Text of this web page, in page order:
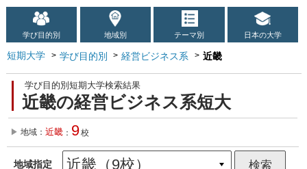
学び目的別 地域別 テーマ別 日本の大学
短期大学 学び目的別 経営ビジネス系 近畿
学び目的別短期大学検索結果
近畿の経営ビジネス系短大
地域： 近畿 ： 9校
地域指定